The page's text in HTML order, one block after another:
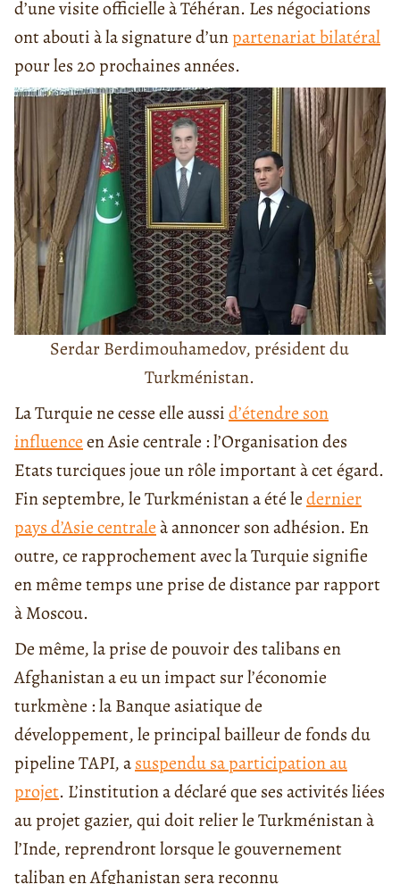
d’une visite officielle à Téhéran. Les négociations
ont abouti à la signature d’unpartenariat bilatéral
pour les 20 prochaines années.
Serdar Berdimouhamedov, président du
Turkménistan.
La Turquie ne cesse elle aussid’étendre son
influenceen Asie centrale : l’Organisation des
Etats turciques joue un rôle important à cet égard.
Fin septembre, le Turkménistan a été ledernier
pays d’Asie centraleà annoncer son adhésion. En
outre, ce rapprochement avec la Turquie signifie
en même temps une prise de distance par rapport
à Moscou.
De même, la prise de pouvoir des talibans en
Afghanistan a eu un impact sur l’économie
turkmène : la Banque asiatique de
développement, le principal bailleur de fonds du
pipeline TAPI, asuspendu sa participation au
projet. L’institution a déclaré que ses activités liées
au projet gazier, qui doit relier le Turkménistan à
l’Inde, reprendront lorsque le gouvernement
taliban en Afghanistan sera reconnu